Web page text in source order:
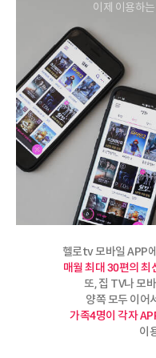
이제 이용하
헬로tv 모바일 APP
매월 최대 30편의 최
또, 집 TV나 모
양쪽 모두 이어
가족4명이 각자
이